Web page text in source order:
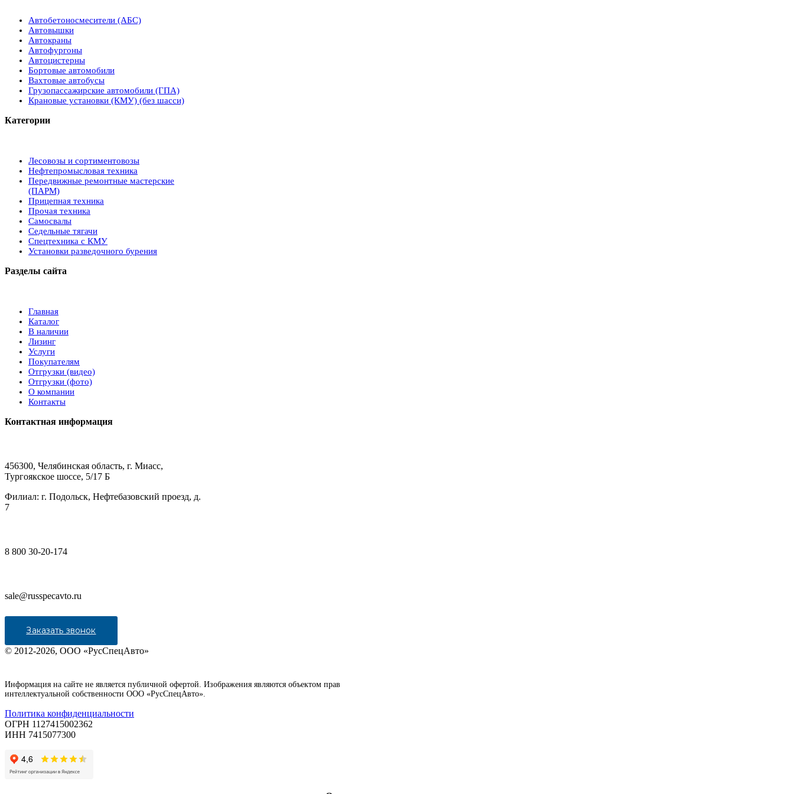
Автобетоносмесители (АБС)
Автовышки
Автокраны
Автофургоны
Автоцистерны
Бортовые автомобили
Вахтовые автобусы
Грузопассажирские автомобили (ГПА)
Крановые установки (КМУ) (без шасси)
Категории
Лесовозы и сортиментовозы
Нефтепромысловая техника
Передвижные ремонтные мастерские
(ПАРМ)
Прицепная техника
Прочая техника
Самосвалы
Седельные тягачи
Спецтехника с КМУ
Установки разведочного бурения
Разделы сайта
Главная
Каталог
В наличии
Лизинг
Услуги
Покупателям
Отгрузки (видео)
Отгрузки (фото)
О компании
Контакты
Контактная информация
456300, Челябинская область, г. Миасс,
Тургоякское шоссе, 5/17 Б
Филиал: г. Подольск, Нефтебазовский проезд, д.
7
8 800 30-20-174
sale@russpecavto.ru
Заказать звонок
© 2012-2026, ООО «РусСпецАвто»
Информация на сайте не является публичной офертой. Изображения являются объектом прав
интеллектуальной собственности ООО «РусСпецАвто».
Политика конфиденциальности
ОГРН 1127415002362
ИНН 7415077300